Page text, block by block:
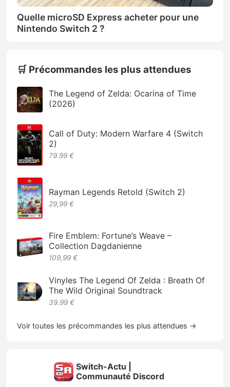
Quelle microSD Express acheter pour une
Nintendo Switch 2 ?
🛒 Précommandes les plus attendues
The Legend of Zelda: Ocarina of Time
(2026)
Call of Duty: Modern Warfare 4 (Switch
2)
79.99 €
Rayman Legends Retold (Switch 2)
29,99 €
Fire Emblem: Fortune’s Weave –
Collection Dagdanienne
109,99 €
Vinyles The Legend Of Zelda : Breath Of
The Wild Original Soundtrack
39.99 €
Voir toutes les précommandes les plus attendues →
Switch-Actu |
Communauté Discord